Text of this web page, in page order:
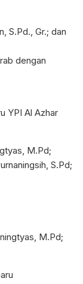
S.Pd., Gr.; dan
dengan
YPI Al Azhar
M.Pd;
S.Pd;
M.Pd;